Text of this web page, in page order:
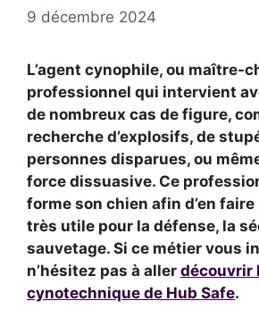
9 décembre 2024
L’agent cynophile, ou maître-
professionnel qui intervient
de nombreux cas de figure,
recherche d’explosifs, de
personnes disparues, ou
force dissuasive. Ce
forme son chien afin d’en
très utile pour la défense, la
sauvetage. Si ce métier vous
n’hésitez pas à aller découvrir
cynotechnique de Hub Safe.